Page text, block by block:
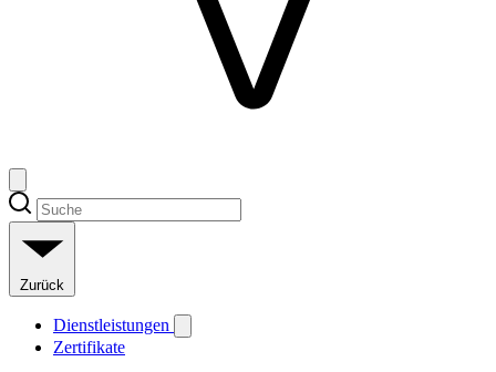
Zurück
Dienstleistungen
Zertifikate